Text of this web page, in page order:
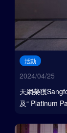
活動
2024/04/25
天網榮獲
及“ Platinum